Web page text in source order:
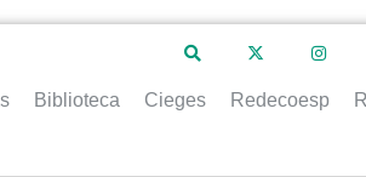
Biblioteca Cieges Redecoesp